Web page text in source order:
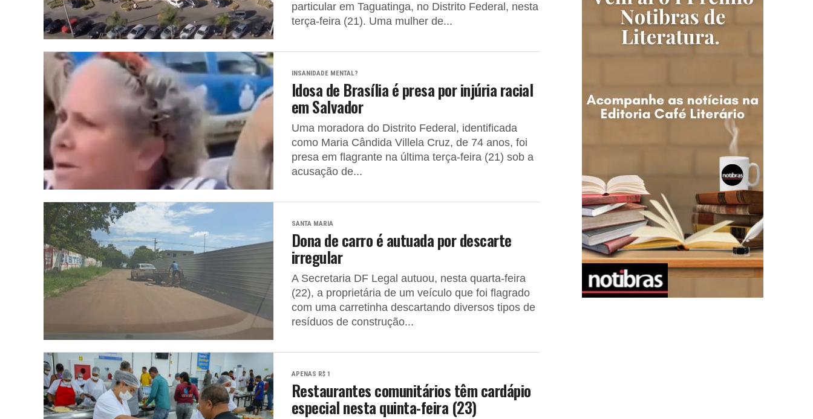
particular em Taguatinga, no Distrito Federal, nesta
terça-feira (21). Uma mulher de...
INSANIDADE MENTAL?
Idosa de Brasília é presa por injúria racial
em Salvador
Uma moradora do Distrito Federal, identificada
como Maria Cândida Villela Cruz, de 74 anos, foi
presa em flagrante na última terça-feira (21) sob a
acusação de...
SANTA MARIA
Dona de carro é autuada por descarte
irregular
A Secretaria DF Legal autuou, nesta quarta-feira
(22), a proprietária de um veículo que foi flagrado
com uma carretinha descartando diversos tipos de
resíduos de construção...
APENAS R$ 1
Restaurantes comunitários têm cardápio
especial nesta quinta-feira (23)